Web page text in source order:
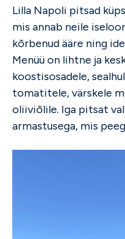
Lilla Napoli pitsad
mis annab neile
kõrbenud ääre ning
Menüü on lihtne ja
koostisosadele,
tomatitele, värskele
oliiviõlile. Iga pitsat
armastusega, mis